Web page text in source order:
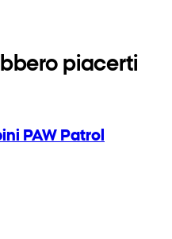
piacerti
PAW Patrol